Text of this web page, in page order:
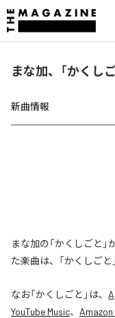
まな加、「かくし
新曲情報
まな加の「かくしごと
た楽曲は、「かくしごと
なお「かくしごと 」は、
YouTube Music、